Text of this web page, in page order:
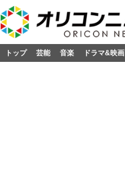
トップ 芸能 音楽 ドラマ&映画